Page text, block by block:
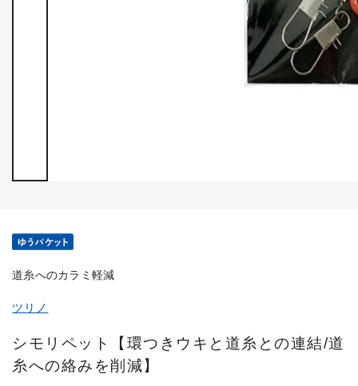
道糸へのカラミ軽減
ツリノ
シモリペット【環つきウキと道糸との連結/道
糸への絡みを削減】